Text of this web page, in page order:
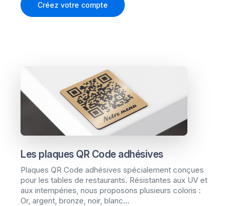
Créez votre compte
Les plaques QR Code adhésives
Plaques QR Code adhésives spécialement conçues
pour les tables de restaurants. Résistantes aux UV et
aux intempéries, nous proposons plusieurs coloris :
Or, argent, bronze, noir, blanc...